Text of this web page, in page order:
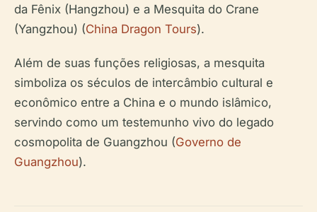
da Fênix (Hangzhou) e a Mesquita do Crane
(Yangzhou) (China Dragon Tours).
Além de suas funções religiosas, a mesquita
simboliza os séculos de intercâmbio cultural e
econômico entre a China e o mundo islâmico,
servindo como um testemunho vivo do legado
cosmopolita de Guangzhou (Governo de
Guangzhou).